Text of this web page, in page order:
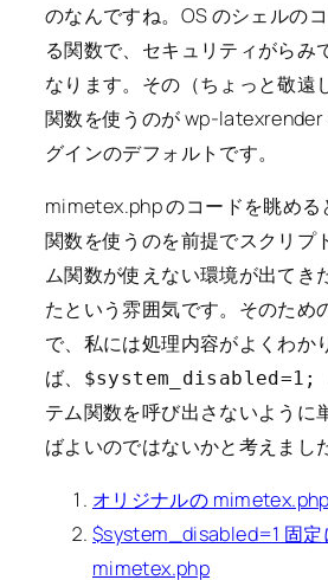
のなんですね。OS のシェルの
る関数で、セキュリティがらみ
なります。その（ちょっと敬遠
関数を使うのが wp-latexrender
グインのデフォルトです。
mimetex.php のコードを眺める
関数を使うのを前提でスクリプ
ム関数が使えない環境が出てき
たという雰囲気です。そのため
で、私には処理内容がよくわか
ば、
$system_disabled=1;
テム関数を呼び出さないように
ばよいのではないかと考えまし
オリジナルの mimetex.php
$system_disabled=1 固定
mimetex.php